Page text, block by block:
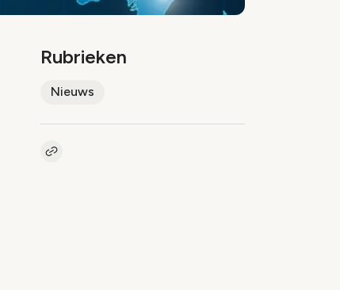
Rubrieken
Nieuws
Kopieer link naar artikel